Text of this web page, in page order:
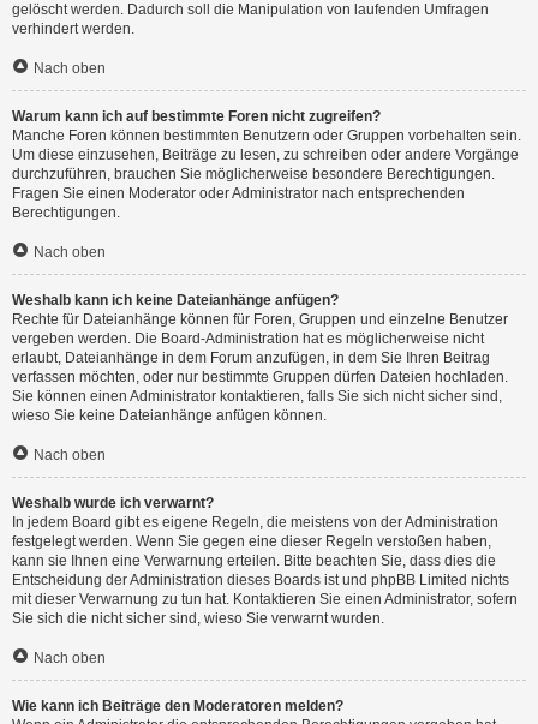
gelöscht werden. Dadurch soll die Manipulation von laufenden Umfragen
verhindert werden.
Nach oben
Warum kann ich auf bestimmte Foren nicht zugreifen?
Manche Foren können bestimmten Benutzern oder Gruppen vorbehalten sein.
Um diese einzusehen, Beiträge zu lesen, zu schreiben oder andere Vorgänge
durchzuführen, brauchen Sie möglicherweise besondere Berechtigungen.
Fragen Sie einen Moderator oder Administrator nach entsprechenden
Berechtigungen.
Nach oben
Weshalb kann ich keine Dateianhänge anfügen?
Rechte für Dateianhänge können für Foren, Gruppen und einzelne Benutzer
vergeben werden. Die Board-Administration hat es möglicherweise nicht
erlaubt, Dateianhänge in dem Forum anzufügen, in dem Sie Ihren Beitrag
verfassen möchten, oder nur bestimmte Gruppen dürfen Dateien hochladen.
Sie können einen Administrator kontaktieren, falls Sie sich nicht sicher sind,
wieso Sie keine Dateianhänge anfügen können.
Nach oben
Weshalb wurde ich verwarnt?
In jedem Board gibt es eigene Regeln, die meistens von der Administration
festgelegt werden. Wenn Sie gegen eine dieser Regeln verstoßen haben,
kann sie Ihnen eine Verwarnung erteilen. Bitte beachten Sie, dass dies die
Entscheidung der Administration dieses Boards ist und phpBB Limited nichts
mit dieser Verwarnung zu tun hat. Kontaktieren Sie einen Administrator, sofern
Sie sich die nicht sicher sind, wieso Sie verwarnt wurden.
Nach oben
Wie kann ich Beiträge den Moderatoren melden?